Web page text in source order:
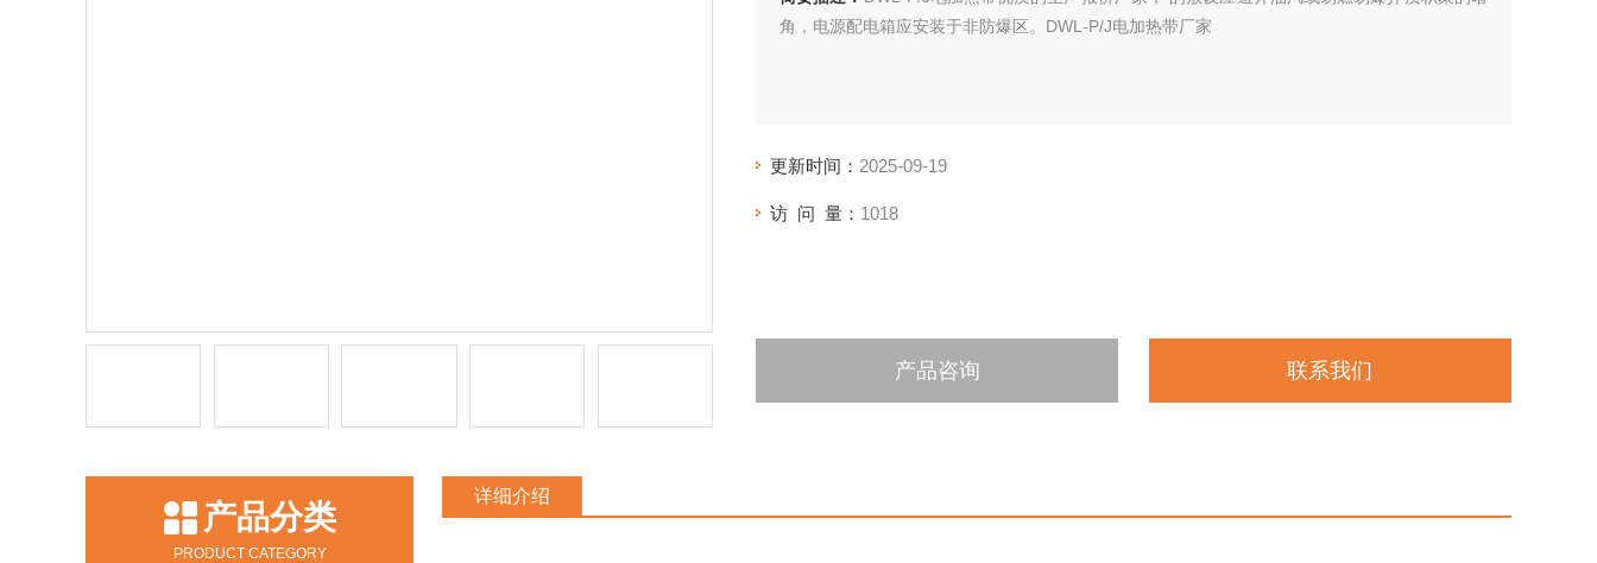
角，电源配电箱应安装于非防爆区。DWL-P/J电加热带厂家
更新时间： 2025-09-19
访 问 量： 1018
产品咨询 联系我们
产品分类
PRODUCT CATEGORY
详细介绍